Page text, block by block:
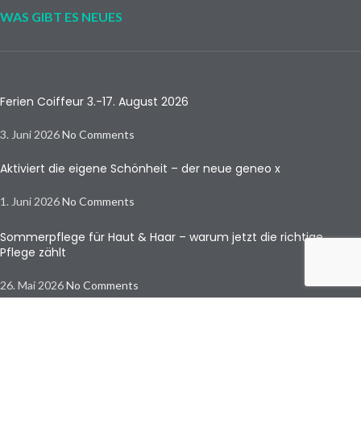
WAS GIBT ES NEUES
Ferien Coiffeur 3.-17. August 2026
3. Juni 2026No Comments
Aktiviert die eigene Schönheit – der neue geneo x
1. Juni 2026No Comments
Sommerpflege für Haut & Haar – warum jetzt die richtige
Pflege zählt
26. Mai 2026No Comments